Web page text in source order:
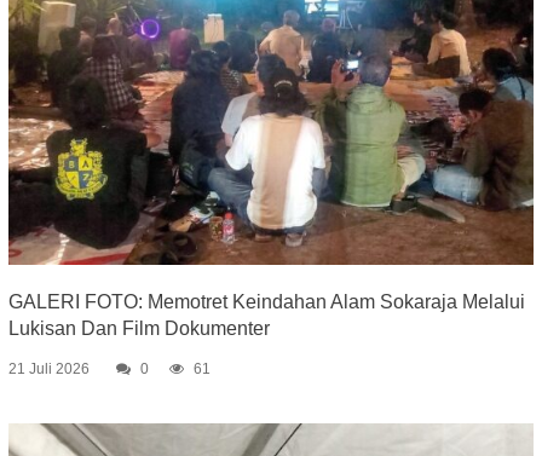
GALERI FOTO: Memotret Keindahan Alam Sokaraja Melalui
Lukisan Dan Film Dokumenter
21 Juli 2026 0 61